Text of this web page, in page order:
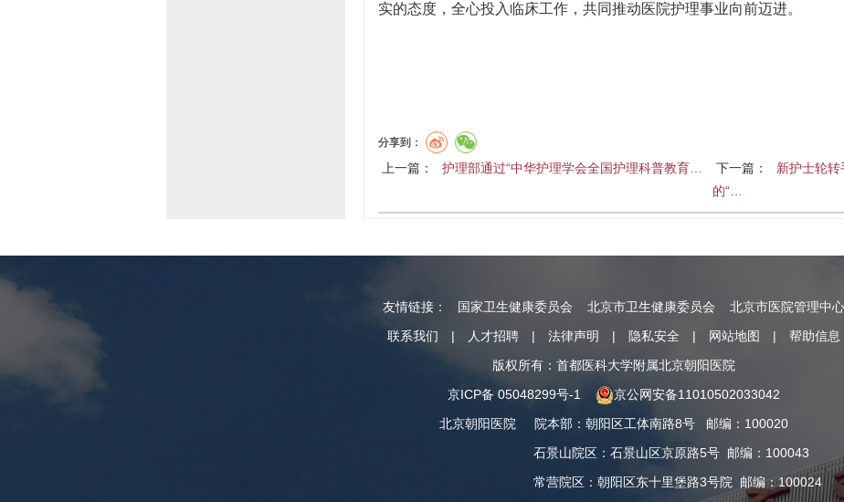
实的态度，全心投入临床工作，共同推动医院护理事业向前迈进。
分享到：
上一篇： 护理部通过“中华护理学会全国护理科普教育… 下一篇：
新护士轮
的“…
友情链接： 国家卫生健康委员会 北京市卫生健康委员会
北京市医院管理中心
联系我们
| 人才招聘 | 法律声明 | 隐私安全 | 网站地图 |
帮助信息
版权所有：首都医科大学附属北京朝阳医院
京ICP备 05048299号-1
京公网安备11010502033042
北京朝阳医院
院本部 ： 朝阳区工体南路8号 邮编：100020
石景山院区 ： 石景山区京原路5号 邮编：100043
常营院区 ： 朝阳区东十里堡路3号院 邮编：100024